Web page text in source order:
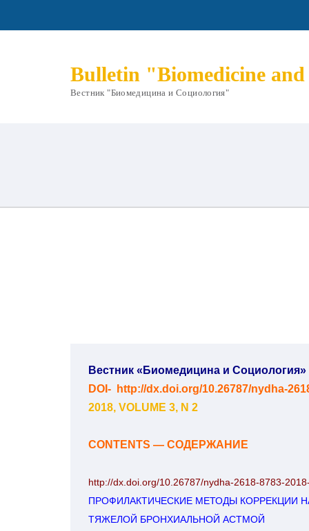
Bulletin "Biomedicine
Вестник "Биомедицина и Социология"
Вестник «Биомедицина и
DOI-
http://dx.doi.org/10.26787/nydha-
2018, VOLUME 3, N 2
CONTENTS — СОДЕРЖАНИЕ
http://dx.doi.org/10.26787/nydha-2618-8783-
ПРОФИЛАКТИЧЕСКИЕ МЕТОДЫ КОРРЕКЦИИ
ТЯЖЕЛОЙ БРОНХИАЛЬНОЙ АСТМОЙ